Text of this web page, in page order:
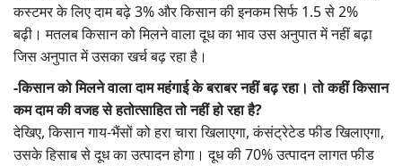
कस्टमर के लिए दाम बढ़े 3% और किसान की इनकम सिर्फ 1.5 से 2%
बढ़ी। मतलब किसान को मिलने वाला दूध का भाव उस अनुपात में नहीं बढ़ा
जिस अनुपात में उसका खर्च बढ़ रहा है।
-किसान को मिलने वाला दाम महंगाई के बराबर नहीं बढ़ रहा। तो कहीं किसान
कम दाम की वजह से हतोत्साहित तो नहीं हो रहा है?
देखिए, किसान गाय-भैंसों को हरा चारा खिलाएगा, कंसंट्रेटेड फीड खिलाएगा,
उसके हिसाब से दूध का उत्पादन होगा। दूध की 70% उत्पादन लागत फीड